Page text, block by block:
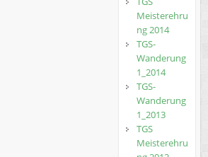
Meisterehru
ng 2014
TGS-
Wanderung
1_2014
TGS-
Wanderung
1_2013
TGS
Meisterehru